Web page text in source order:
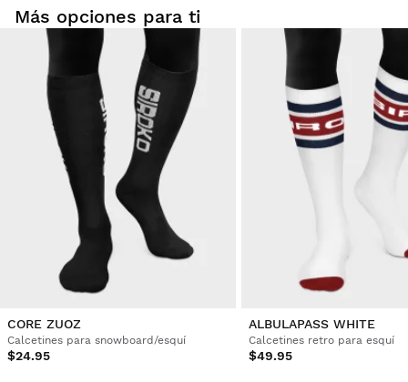
Más opciones para ti
CORE ZUOZ
Calcetines para snowboard/esquí
$24.95
ALBULAPASS WHITE
Calcetines retro para esquí
$49.95